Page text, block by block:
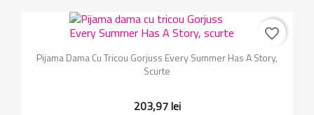
Pijama Dama Cu Tricou Gorjuss Every Summer Has A Story,
Scurte
203,97 lei
favorite_border